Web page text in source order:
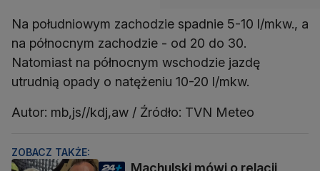
Na południowym zachodzie spadnie 5-10 l/mkw., a
na północnym zachodzie - od 20 do 30.
Natomiast na północnym wschodzie jazdę
utrudnią opady o natężeniu 10-20 l/mkw.
Autor: mb,js//kdj,aw / Źródło: TVN Meteo
ZOBACZ TAKŻE:
Machulski mówi o relacji